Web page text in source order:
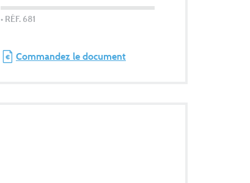
• RÉF. 681
Commandez le document